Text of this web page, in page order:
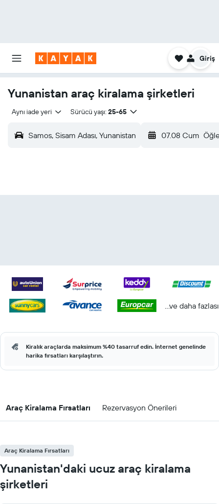
Giriş
Yunanistan araç kiralama şirketleri
Aynı iade yeri Sürücü yaşı: 25-65
Samos, Sisam Adası, Yunanistan 07.08 Cum
...ve daha fazlası
Kiralık araçlarda maksimum %40 tasarruf edin. İnternet genelinde
harika fırsatları karşılaştırın.
Araç Kiralama Fırsatları Rezervasyon Önerileri
Araç Kiralama Fırsatları
Yunanistan'daki ucuz araç kiralama
şirketleri